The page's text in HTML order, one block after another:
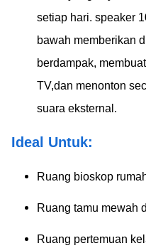
setiap hari. speaker
bawah memberikan
berdampak,
TV,dan menonton
suara eksternal.
Ideal Untuk:
Ruang bioskop
Ruang tamu mewah
Ruang pertemuan